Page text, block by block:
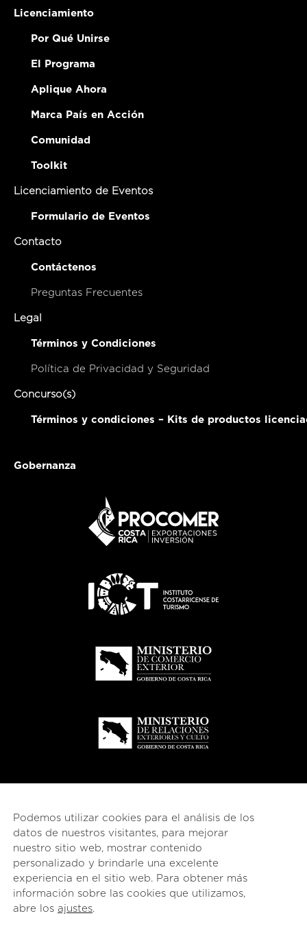
Licenciamiento
Por Qué Unirse
El Programa
Aplique Ahora
Marca País en Acción
Comunidad
Toolkit
Licenciamiento de Eventos
Formulario de Eventos
Contacto
Contáctenos
Preguntas Frecuentes
Legal
Términos y Condiciones
Política de Privacidad y Seguridad
Concurso(s)
Términos y condiciones – Kits de productos
Gobernanza
Podemos utilizar cookies para el análisis de los
datos de nuestros visitantes, para mejorar
nuestro sitio web, mostrar contenido
personalizado y brindarle una excelente
experiencia en el sitio web. Para obtener más
información sobre las cookies que utilizamos,
abre los ajustes.